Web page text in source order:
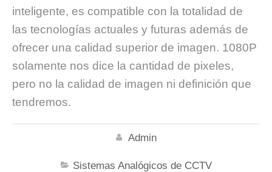
inteligente, es compatible con la totalidad de
las tecnologías actuales y futuras además de
ofrecer una calidad superior de imagen. 1080P
solamente nos dice la cantidad de pixeles,
pero no la calidad de imagen ni definición que
tendremos.
Admin
Sistemas Analógicos de CCTV